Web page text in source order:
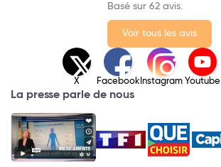
Basé sur 62 avis.
Voir tous les avis
X Facebook Instagram Youtube
La presse parle de nous